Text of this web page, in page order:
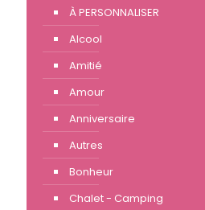
À PERSONNALISER
Alcool
Amitié
Amour
Anniversaire
Autres
Bonheur
Chalet - Camping